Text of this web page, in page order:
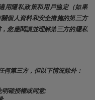
用隱私政策和用戶協定（如果
個人資料和安全措施的第三方
您應閱讀並理解第三方的隱私
何第三方，但以下情況除外：
明確授權或同意;